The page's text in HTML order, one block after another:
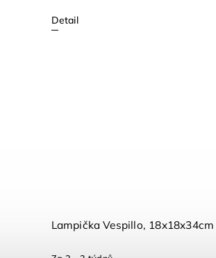
Detail
Lampička Vespillo, 18x18x34cm